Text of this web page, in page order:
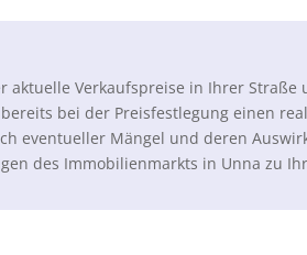
aktuelle Verkaufspreise in Ihrer Straße
bei der Preisfestlegung einen
eventueller Mängel und deren
des Immobilienmarkts in Unna zu